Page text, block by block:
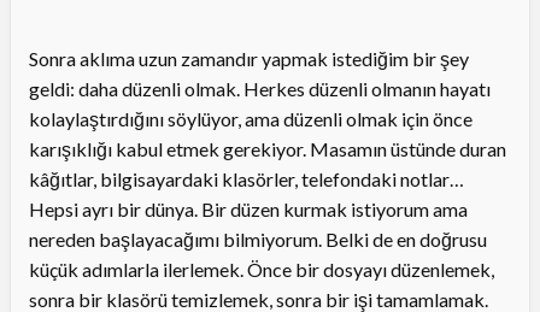
Sonra aklıma uzun zamandır yapmak istediğim bir şey
geldi: daha düzenli olmak. Herkes düzenli olmanın hayatı
kolaylaştırdığını söylüyor, ama düzenli olmak için önce
karışıklığı kabul etmek gerekiyor. Masamın üstünde duran
kâğıtlar, bilgisayardaki klasörler, telefondaki notlar…
Hepsi ayrı bir dünya. Bir düzen kurmak istiyorum ama
nereden başlayacağımı bilmiyorum. Belki de en doğrusu
küçük adımlarla ilerlemek. Önce bir dosyayı düzenlemek,
sonra bir klasörü temizlemek, sonra bir işi tamamlamak.